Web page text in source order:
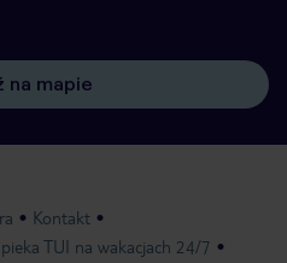
na mapie
Kontakt
TUI na wakacjach 24/7